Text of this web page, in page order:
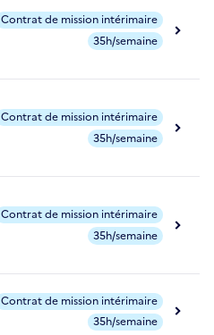
Contrat de mission intérimaire
35h/semaine
Contrat de mission intérimaire
35h/semaine
Contrat de mission intérimaire
35h/semaine
Contrat de mission intérimaire
35h/semaine